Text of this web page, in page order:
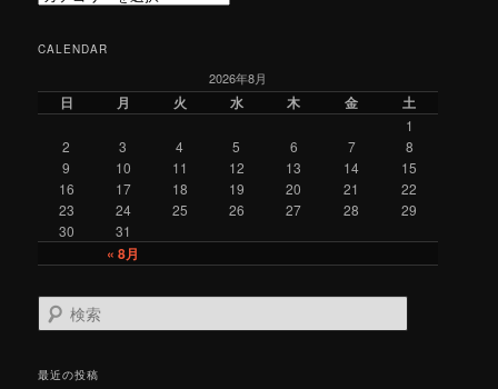
e
CALENDAR
2026年8月
日 月 火 水 木 金 土
« 8月
1
2
3 4 5 6 7
8
9
10 11 12 13 14
15
16
17 18 19 20 21
22
23
24 25 26 27 28
29
30
31
検
索
最近の投稿